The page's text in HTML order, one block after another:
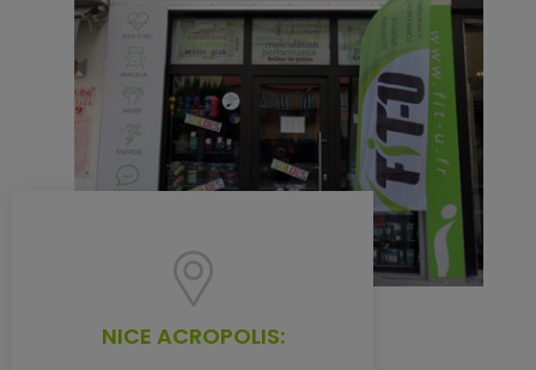
NICE ACROPOLIS: